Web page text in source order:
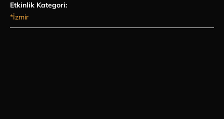
Etkinlik Kategori:
*İzmir